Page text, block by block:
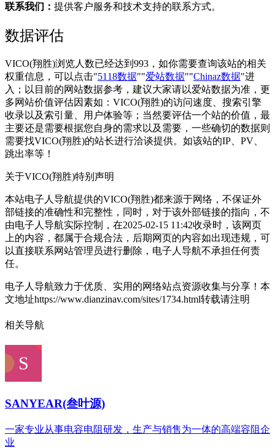
联系我们： 提供客户服务和技术支持的联系方式。
数据评估
VICO(翔胜)浏览人数已经达到993，如你需要查询该站的相关
权重信息，可以点击"5118数据""爱站数据""Chinaz数据"进
入；以目前的网站数据参考，建议大家请以爱站数据为准，更
多网站价值评估因素如：VICO(翔胜)的访问速度、搜索引擎
收录以及索引量、用户体验等；当然要评估一个站的价值，最
主要还是需要根据您自身的需求以及需要，一些确切的数据则
需要找VICO(翔胜)的站长进行洽谈提供。如该站的IP、PV、
跳出率等！
关于VICO(翔胜)特别声明
本站电子人导航提供的VICO(翔胜)都来源于网络，不保证外
部链接的准确性和完整性，同时，对于该外部链接的指向，不
由电子人导航实际控制，在2025-02-15 11:42收录时，该网页
上的内容，都属于合规合法，后期网页的内容如出现违规，可
以直接联系网站管理员进行删除，电子人导航不承担任何责
任。
电子人导航致力于优质、实用的网络站点资源收集与分享！ 本
文地址https://www.dianzinav.com/sites/1734.html转载请注明
相关导航
SANYEAR(叁叶源)
一家专业从事电容电阻研发，生产与销售为一体的高端容阻企
业